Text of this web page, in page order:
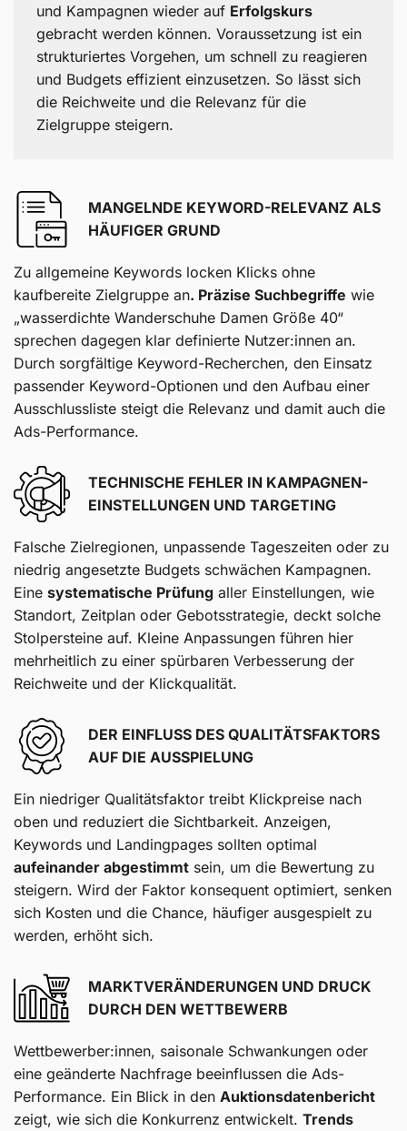
und Kampagnen wieder auf Erfolgskurs
gebracht werden können. Voraussetzung ist ein
strukturiertes Vorgehen, um schnell zu reagieren
und Budgets effizient einzusetzen. So lässt sich
die Reichweite und die Relevanz für die
Zielgruppe steigern.
MANGELNDE KEYWORD-RELEVANZ ALS
HÄUFIGER GRUND
Zu allgemeine Keywords locken Klicks ohne
kaufbereite Zielgruppe an. Präzise Suchbegriffe wie
„wasserdichte Wanderschuhe Damen Größe 40“
sprechen dagegen klar definierte Nutzer:innen an.
Durch sorgfältige Keyword-Recherchen, den Einsatz
passender Keyword-Optionen und den Aufbau einer
Ausschlussliste steigt die Relevanz und damit auch die
Ads-Performance.
TECHNISCHE FEHLER IN KAMPAGNEN-
EINSTELLUNGEN UND TARGETING
Falsche Zielregionen, unpassende Tageszeiten oder zu
niedrig angesetzte Budgets schwächen Kampagnen.
Eine systematische Prüfung aller Einstellungen, wie
Standort, Zeitplan oder Gebotsstrategie, deckt solche
Stolpersteine auf. Kleine Anpassungen führen hier
mehrheitlich zu einer spürbaren Verbesserung der
Reichweite und der Klickqualität.
DER EINFLUSS DES QUALITÄTSFAKTORS
AUF DIE AUSSPIELUNG
Ein niedriger Qualitätsfaktor treibt Klickpreise nach
oben und reduziert die Sichtbarkeit. Anzeigen,
Keywords und Landingpages sollten optimal
aufeinander abgestimmt sein, um die Bewertung zu
steigern. Wird der Faktor konsequent optimiert, senken
sich Kosten und die Chance, häufiger ausgespielt zu
werden, erhöht sich.
MARKTVERÄNDERUNGEN UND DRUCK
DURCH DEN WETTBEWERB
Wettbewerber:innen, saisonale Schwankungen oder
eine geänderte Nachfrage beeinflussen die Ads-
Performance. Ein Blick in den Auktionsdatenbericht
zeigt, wie sich die Konkurrenz entwickelt. Trends